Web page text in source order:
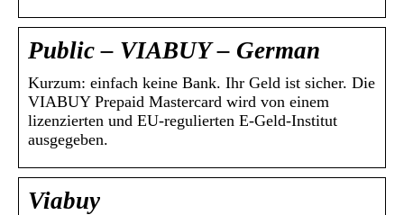
Public – VIABUY – German
Kurzum: einfach keine Bank. Ihr Geld ist sicher. Die
VIABUY Prepaid Mastercard wird von einem
lizenzierten und EU-regulierten E-Geld-Institut
ausgegeben.
Viabuy